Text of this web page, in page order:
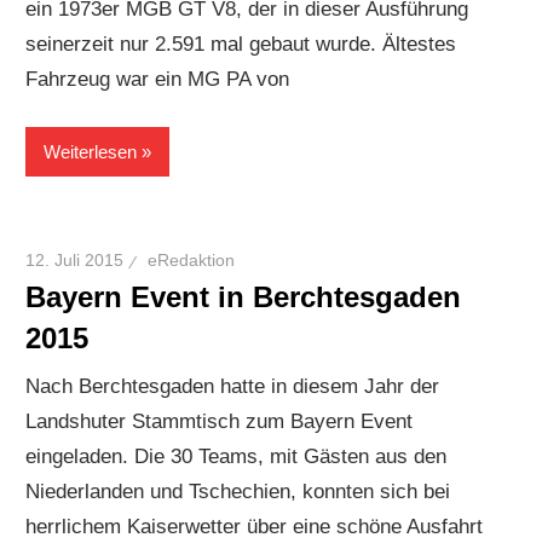
ein 1973er MGB GT V8, der in dieser Ausführung
seinerzeit nur 2.591 mal gebaut wurde. Ältestes
Fahrzeug war ein MG PA von
Weiterlesen
12. Juli 2015 eRedaktion
Bayern Event in Berchtesgaden
2015
Nach Berchtesgaden hatte in diesem Jahr der
Landshuter Stammtisch zum Bayern Event
eingeladen. Die 30 Teams, mit Gästen aus den
Niederlanden und Tschechien, konnten sich bei
herrlichem Kaiserwetter über eine schöne Ausfahrt